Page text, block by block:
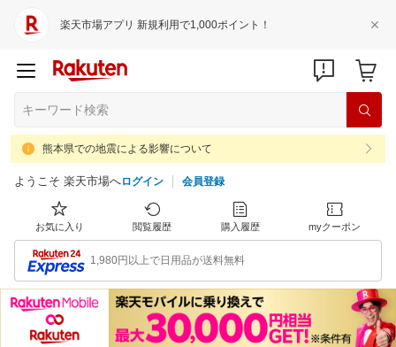
楽天市場アプリ 新規利用で1,000ポイント！
熊本県での地震による影響について
ようこそ 楽天市場へログイン 会員登録
お気に入り 閲覧履歴 購入履歴 myクーポン
1,980円以上で日用品が送料無料